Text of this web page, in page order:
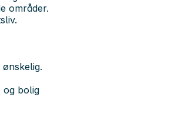
områder.
og bolig